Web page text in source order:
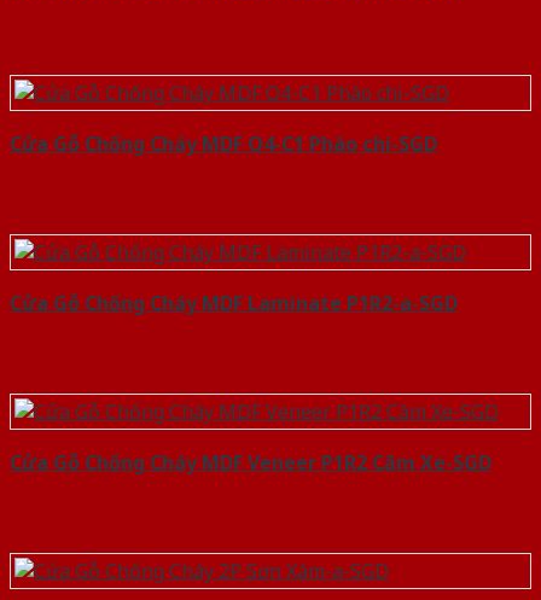
Cửa Gỗ Chống Cháy MDF O4-C1 Phào chi-SGD
Cửa Gỗ Chống Cháy MDF Laminate P1R2-a-SGD
Cửa Gỗ Chống Cháy MDF Veneer P1R2 Căm Xe-SGD